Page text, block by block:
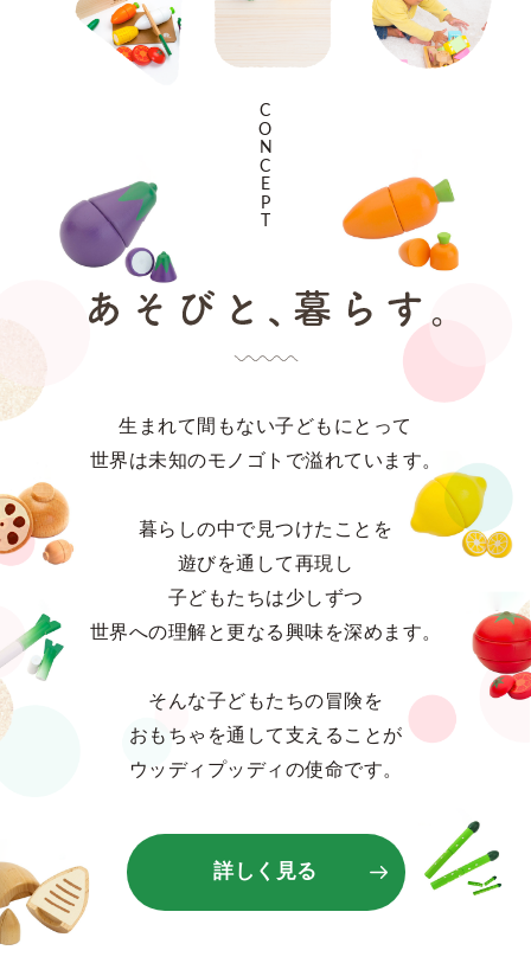
CONCEPT
生まれて間もない子どもにとって
世界は未知のモノゴトで溢れています。
暮らしの中で見つけたことを
遊びを通して再現し
子どもたちは少しずつ
世界への理解と更なる興味を深めます。
そんな子どもたちの冒険を
おもちゃを通して支えることが
ウッディプッディの使命です。
詳しく見る